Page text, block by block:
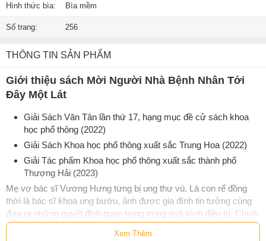
Hình thức bìa: Bìa mềm
Số trang: 256
THÔNG TIN SẢN PHẨM
Giới thiệu sách Mời Người Nhà Bệnh Nhân Tới
Đây Một Lát
Giải Sách Văn Tân lần thứ 17, hạng mục đề cử sách khoa
học phổ thông (2022)
Giải Sách Khoa học phổ thông xuất sắc Trung Hoa (2022)
Giải Tác phẩm Khoa học phổ thông xuất sắc thành phố
Thượng Hải (2023)
Mẹ vợ bác sĩ Vương Hưng từng bị ung thư vú. Là con rể đồng
thời là bác sĩ khoa ung bướu, ảnh được gia đình tin tưởng cùng
đưa ra những quyết định quan trọng trong quá trình điều trị. Chính
trải nghiệm kép - vừa là bác sĩ vừa là bệnh nhân - đã giúp anh
Mời người nhà bệnh nhân tới đây một lát
Xem Thêm